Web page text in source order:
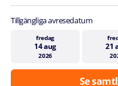
Tillgängliga avresedatum
fredag
14 aug
2026
21
Se